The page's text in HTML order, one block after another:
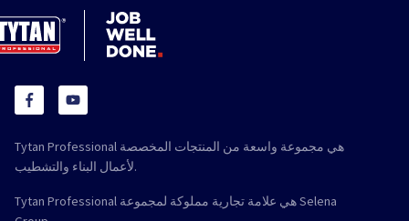
Tytan Professional هي مجموعة واسعة من المنتجات المخصصة
لأعمال البناء والتشطيب.
Tytan Professional هي علامة تجارية مملوكة لمجموعة Selena